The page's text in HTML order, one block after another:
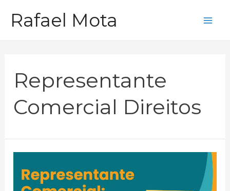
paraRafael Mota
Representante
Comercial Direitos